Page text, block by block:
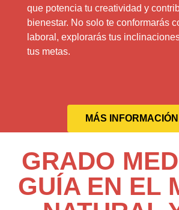
que potencia tu creatividad y
bienestar. No solo te conformarás
laboral, explorarás tus
tus metas.
MÁS INFORMACIÓN
GRADO
GUÍA EN EL